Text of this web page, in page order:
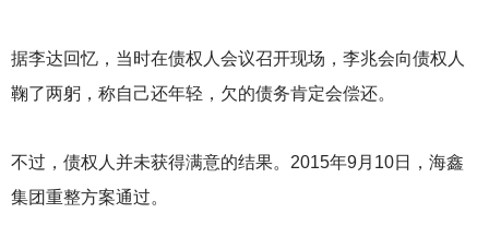
据李达回忆，当时在债权人会议召开现场，李兆会向债权人
鞠了两躬，称自己还年轻，欠的债务肯定会偿还。
不过，债权人并未获得满意的结果。2015年9月10日，海鑫
集团重整方案通过。